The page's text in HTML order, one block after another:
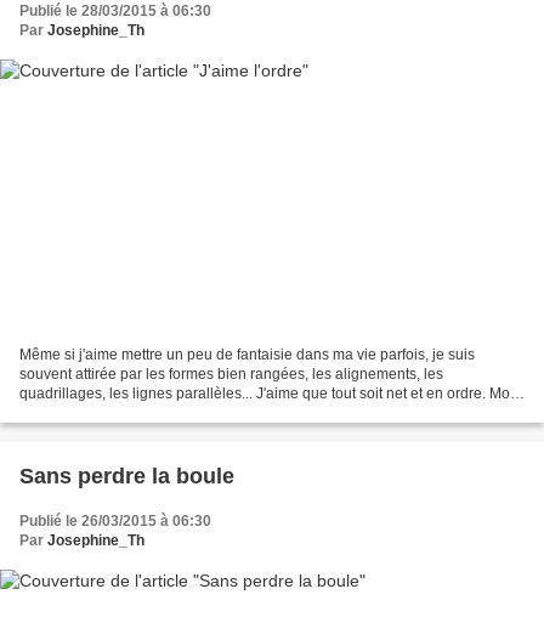
Publié le 28/03/2015 à 06:30
Par Josephine_Th
Même si j'aime mettre un peu de fantaisie dans ma vie parfois, je suis
souvent attirée par les formes bien rangées, les alignements, les
quadrillages, les lignes parallèles... J'aime que tout soit net et en ordre. Mon
Sans perdre la boule
Publié le 26/03/2015 à 06:30
Par Josephine_Th